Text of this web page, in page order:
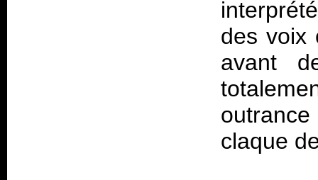
des voix
avant
claque